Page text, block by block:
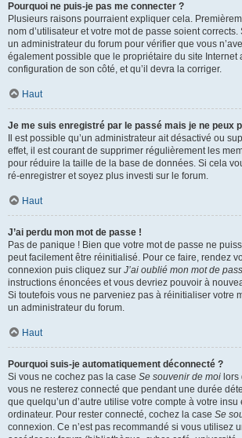
Pourquoi ne puis-je pas me connecter ?
Plusieurs raisons pourraient expliquer cela.
nom d’utilisateur et votre mot de passe soient corrects.
un administrateur du forum pour vérifier que vous
également possible que le propriétaire du site Internet
configuration de son côté, et qu’il devra la corriger.
Haut
Je me suis enregistré par le passé mais je ne peux
Il est possible qu’un administrateur ait désactivé ou
effet, il est courant de supprimer régulièrement les
pour réduire la taille de la base de données. Si cela
ré-enregistrer et soyez plus investi sur le forum.
Haut
J’ai perdu mon mot de passe !
Pas de panique ! Bien que votre mot de passe ne
peut facilement être réinitialisé. Pour ce faire, rendez
connexion puis cliquez sur J’ai oublié mon mot de
instructions énoncées et vous devriez pouvoir à
Si toutefois vous ne parveniez pas à réinitialiser votre
un administrateur du forum.
Haut
Pourquoi suis-je automatiquement déconnecté ?
Si vous ne cochez pas la case Se souvenir de moi
vous ne resterez connecté que pendant une durée
que quelqu’un d’autre utilise votre compte à votre
ordinateur. Pour rester connecté, cochez la case Se
connexion. Ce n’est pas recommandé si vous utilisez